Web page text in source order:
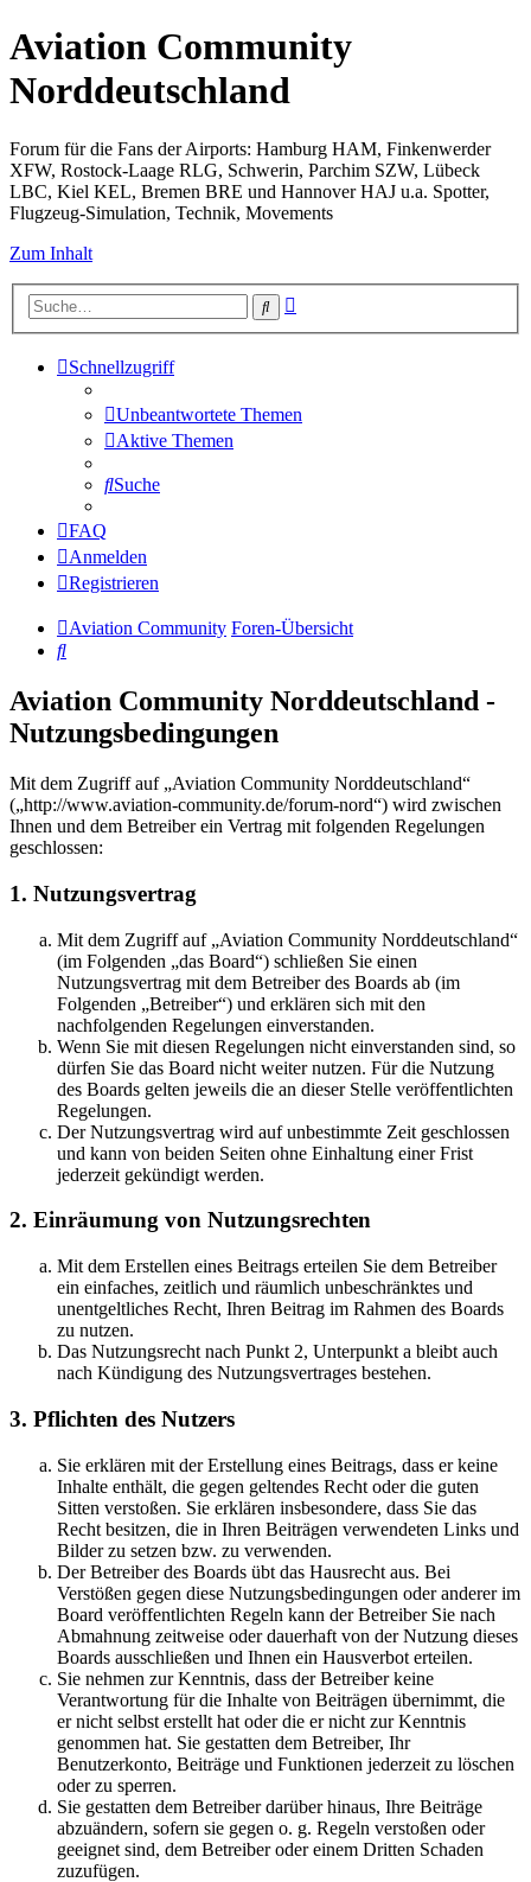
Aviation Community
Norddeutschland
Forum für die Fans der Airports: Hamburg HAM, Finkenwerder
XFW, Rostock-Laage RLG, Schwerin, Parchim SZW, Lübeck
LBC, Kiel KEL, Bremen BRE und Hannover HAJ u.a. Spotter,
Flugzeug-Simulation, Technik, Movements
Zum Inhalt
Suche
Schnellzugriff
Unbeantwortete Themen
Aktive Themen
Suche
FAQ
Anmelden
Registrieren
Aviation Community Foren-Übersicht
Suche
Aviation Community Norddeutschland -
Nutzungsbedingungen
Mit dem Zugriff auf „Aviation Community Norddeutschland“
(„http://www.aviation-community.de/forum-nord“) wird zwischen
Ihnen und dem Betreiber ein Vertrag mit folgenden Regelungen
geschlossen:
1. Nutzungsvertrag
Mit dem Zugriff auf „Aviation Community Norddeutschland“
(im Folgenden „das Board“) schließen Sie einen
Nutzungsvertrag mit dem Betreiber des Boards ab (im
Folgenden „Betreiber“) und erklären sich mit den
nachfolgenden Regelungen einverstanden.
Wenn Sie mit diesen Regelungen nicht einverstanden sind, so
dürfen Sie das Board nicht weiter nutzen. Für die Nutzung
des Boards gelten jeweils die an dieser Stelle veröffentlichten
Regelungen.
Der Nutzungsvertrag wird auf unbestimmte Zeit geschlossen
und kann von beiden Seiten ohne Einhaltung einer Frist
jederzeit gekündigt werden.
2. Einräumung von Nutzungsrechten
Mit dem Erstellen eines Beitrags erteilen Sie dem Betreiber
ein einfaches, zeitlich und räumlich unbeschränktes und
unentgeltliches Recht, Ihren Beitrag im Rahmen des Boards
zu nutzen.
Das Nutzungsrecht nach Punkt 2, Unterpunkt a bleibt auch
nach Kündigung des Nutzungsvertrages bestehen.
3. Pflichten des Nutzers
Sie erklären mit der Erstellung eines Beitrags, dass er keine
Inhalte enthält, die gegen geltendes Recht oder die guten
Sitten verstoßen. Sie erklären insbesondere, dass Sie das
Recht besitzen, die in Ihren Beiträgen verwendeten Links und
Bilder zu setzen bzw. zu verwenden.
Der Betreiber des Boards übt das Hausrecht aus. Bei
Verstößen gegen diese Nutzungsbedingungen oder anderer im
Board veröffentlichten Regeln kann der Betreiber Sie nach
Abmahnung zeitweise oder dauerhaft von der Nutzung dieses
Boards ausschließen und Ihnen ein Hausverbot erteilen.
Sie nehmen zur Kenntnis, dass der Betreiber keine
Verantwortung für die Inhalte von Beiträgen übernimmt, die
er nicht selbst erstellt hat oder die er nicht zur Kenntnis
genommen hat. Sie gestatten dem Betreiber, Ihr
Benutzerkonto, Beiträge und Funktionen jederzeit zu löschen
oder zu sperren.
Sie gestatten dem Betreiber darüber hinaus, Ihre Beiträge
abzuändern, sofern sie gegen o. g. Regeln verstoßen oder
geeignet sind, dem Betreiber oder einem Dritten Schaden
zuzufügen.